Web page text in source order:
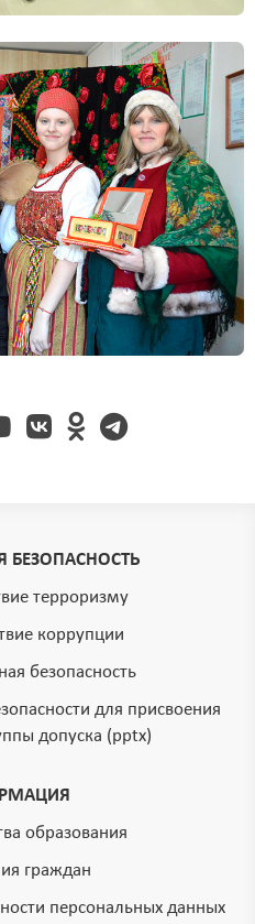
БЕЗОПАСНОСТЬ
терроризму
коррупции
безопасность
для присвоения
допуска (pptx)
образования
граждан
персональных данных